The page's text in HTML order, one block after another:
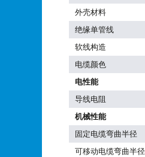
外壳材料
绝缘单管线
软线构造
电缆颜色
电性能
导线电阻
机械性能
固定电缆弯曲半径
可移动电缆弯曲半径